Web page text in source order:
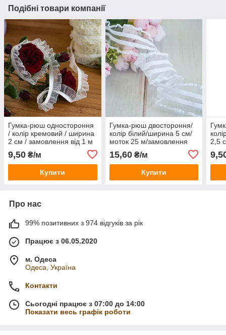
Подібні товари компанії
Гумка-рюш одностороння
/ колір кремовий / ширина
2 см / замовлення від 1 м
9,50 ₴/м
Купити
Гумка-рюш двостороння/
колір білий/ширина 5 см/
моток 25 м/замовлення
15,60₴/м
Купити
2,5
Про нас
99% позитивних з 974 відгуків за рік
Працює з 06.05.2020
м. Одеса
Одеса, Україна
Контакти
Сьогодні працює з 07:00 до 14:00
Показати весь графік роботи